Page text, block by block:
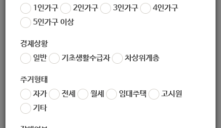
1인가구
2인가구 3인가구
4인가구
5인가구 이상
경제상황
일반
기초생활수급자 차상위계층
주거형태
자가
전세 월세 임대주택
고시원
기타
좋아요0 싫어요
목록보기